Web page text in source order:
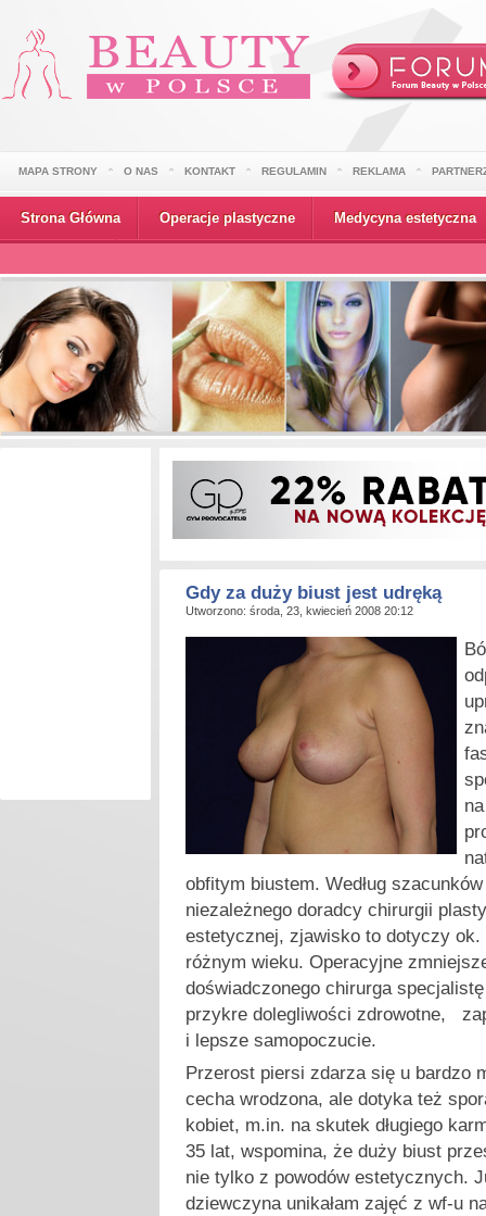
MAPA STRONY O NAS KONTAKT REGULAMIN REKLAMA
Strona Główna Operacje plastyczne Medycyna estetyczna
Gdy za duży biust jest udręką
Utworzono: środa, 23, kwiecień 2008 20:12
B
obfitym biustem. Według
niezależnego doradcy chirurgii
estetycznej, zjawisko to dotyczy ok.
różnym wieku. Operacyjne
doświadczonego chirurga
przykre dolegliwości zdrowotne,
i lepsze samopoczucie.
Przerost piersi zdarza się u bardzo
cecha wrodzona, ale dotyka też
kobiet, m.in. na skutek długiego
35 lat, wspomina, że duży biust
nie tylko z powodów estetycznych.
dziewczyna unikałam zajęć z wf-u